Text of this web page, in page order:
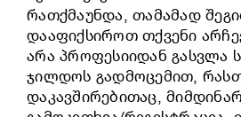
რათქმაუნდა, თამამად
დააფიქსიროთ თქვენი
არა პროფესიიდან გასვლა
ჯილდოს გადმოცემით,
დაკავშირებითაც,